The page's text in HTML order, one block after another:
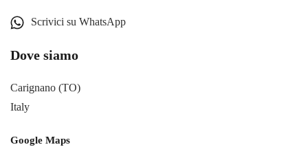
Scrivici su WhatsApp
Dove siamo
Carignano (TO)
Italy
Google Maps